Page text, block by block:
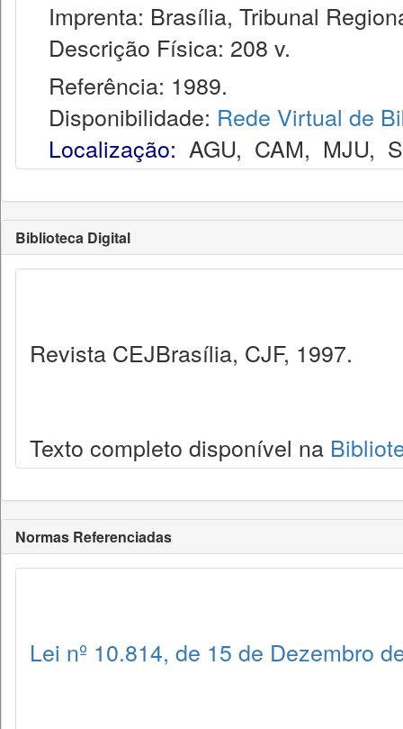
Imprenta: Brasília, Tribunal
Descrição Física: 208 v.
Referência: 1989.
Disponibilidade: Rede Virtual de
Localização: AGU, CAM, MJU,
Biblioteca Digital
Revista CEJBrasília, CJF, 1997.
Texto completo disponível na
Normas Referenciadas
Lei nº 10.814, de 15 de Dezembro